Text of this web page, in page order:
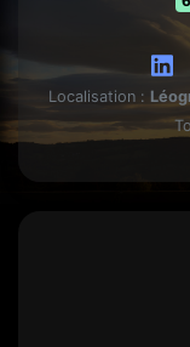
Localisation :